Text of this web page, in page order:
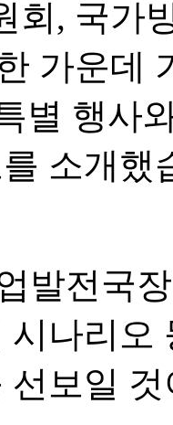
회, 국가
가운데
별 행사
소개했
발전국
시나리오
선보일